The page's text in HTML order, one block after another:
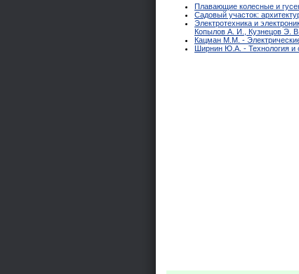
Плавающие колесные и
Садовый участок:
Электротехника и
Копылов А. И., Кузнецов Э.
Кацман М.М. -
Ширнин Ю.А. - Технология и